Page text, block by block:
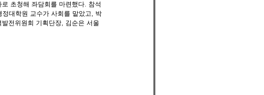
초청해 좌담회를 마련했다. 참석
대학원 교수가 사회를 맡았고, 박
전위원회 기획단장, 김순은 서울